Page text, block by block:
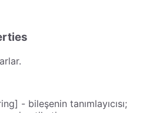
- bileşenin tanımlayıcısı;